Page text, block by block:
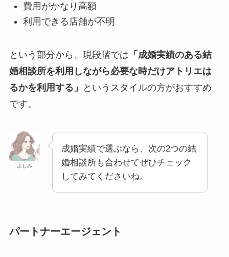
費用がかなり高額
利用できる店舗が不明
という部分から、現段階では 「成婚実績のある結
婚相談所を利用しながら必要な時だけアトリエは
るかを利用する」
というスタイルの方がおすすめ
です。
よしみ
成婚実績で選ぶなら、次の2つの結
婚相談所も合わせてぜひチェック
してみてくださいね。
パートナーエージェント